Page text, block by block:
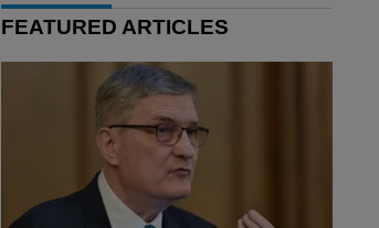
FEATURED ARTICLES